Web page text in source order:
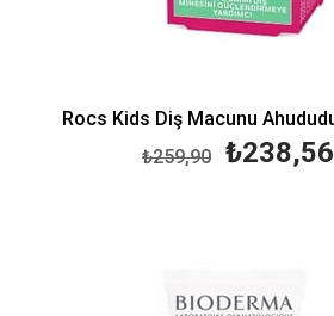
₺238,56
₺259,90